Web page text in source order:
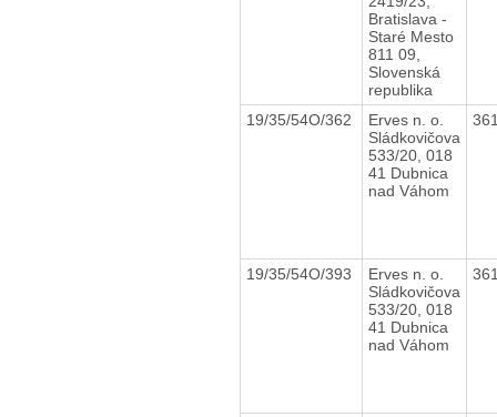
Bratislava -
Staré Mesto
811 09,
Slovenská
republika
19/35/54O/362
Erves n. o.
Sládkovičova
533/20, 018
41 Dubnica
nad Váhom
19/35/54O/393
Erves n. o.
Sládkovičova
533/20, 018
41 Dubnica
nad Váhom